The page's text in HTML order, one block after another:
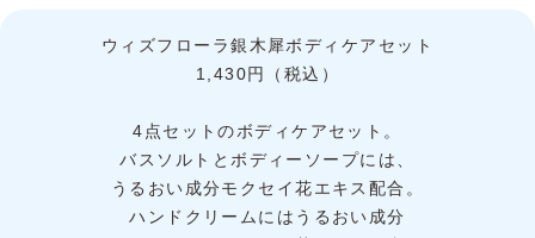
ウィズフローラ銀木犀ボディケアセット
1,430円（税込）
4点セットのボディケアセット。
バスソルトとボディーソープには、
うるおい成分モクセイ花エキス配合。
ハンドクリームにはうるおい成分